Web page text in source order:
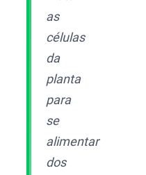
as
células
da
planta
para
se
alimentar
dos